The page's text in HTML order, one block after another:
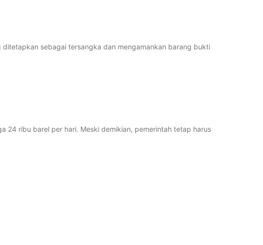
sebagai tersangka dan mengamankan barang bukti
24 ribu barel per hari. Meski demikian, pemerintah tetap harus